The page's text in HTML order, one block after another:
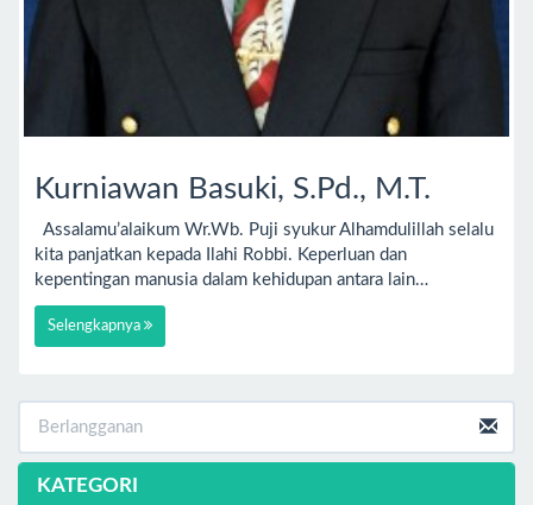
Kurniawan Basuki, S.Pd., M.T.
Assalamu’alaikum Wr.Wb. Puji syukur Alhamdulillah selalu
kita panjatkan kepada Ilahi Robbi. Keperluan dan
kepentingan manusia dalam kehidupan antara lain…
Selengkapnya
KATEGORI